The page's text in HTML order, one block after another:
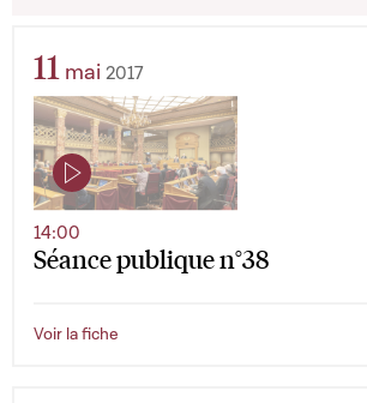
11 mai 2017
Séance publique n°38
14:00
Voir la fiche